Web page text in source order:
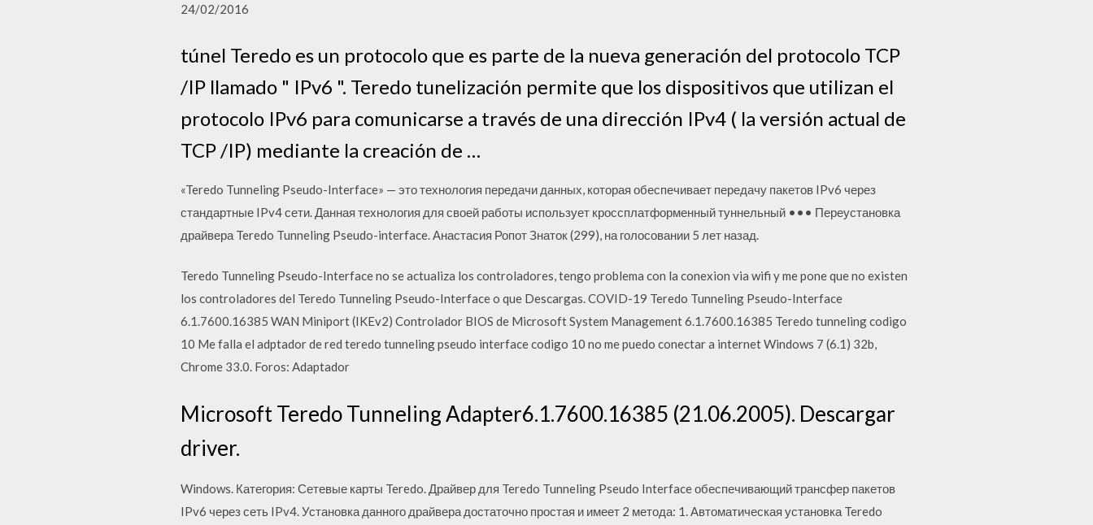
24/02/2016
túnel Teredo es un protocolo que es parte de la nueva generación del protocolo TCP
/IP llamado " IPv6 ". Teredo tunelización permite que los dispositivos que utilizan el
protocolo IPv6 para comunicarse a través de una dirección IPv4 ( la versión actual de
TCP /IP) mediante la creación de …
«Teredo Tunneling Pseudo-Interface» — это технология передачи данных, которая обеспечивает передачу пакетов IPv6 через
стандартные IPv4 сети. Данная технология для своей работы использует кроссплатформенный туннельный ••• Переустановка
драйвера Teredo Tunneling Pseudo-interface. Анастасия Ропот Знаток (299), на голосовании 5 лет назад.
Teredo Tunneling Pseudo-Interface no se actualiza los controladores, tengo problema con la conexion via wifi y me pone que no existen
los controladores del Teredo Tunneling Pseudo-Interface o que Descargas. COVID-19 Teredo Tunneling Pseudo-Interface
6.1.7600.16385 WAN Miniport (IKEv2) Controlador BIOS de Microsoft System Management 6.1.7600.16385 Teredo tunneling codigo
10 Me falla el adptador de red teredo tunneling pseudo interface codigo 10 no me puedo conectar a internet Windows 7 (6.1) 32b,
Chrome 33.0. Foros: Adaptador
Microsoft Teredo Tunneling Adapter6.1.7600.16385 (21.06.2005). Descargar
driver.
Windows. Категория: Сетевые карты Teredo. Драйвер для Teredo Tunneling Pseudo Interface обеспечивающий трансфер пакетов
IPv6 через сеть IPv4. Установка данного драйвера достаточно простая и имеет 2 метода: 1. Автоматическая установка Teredo